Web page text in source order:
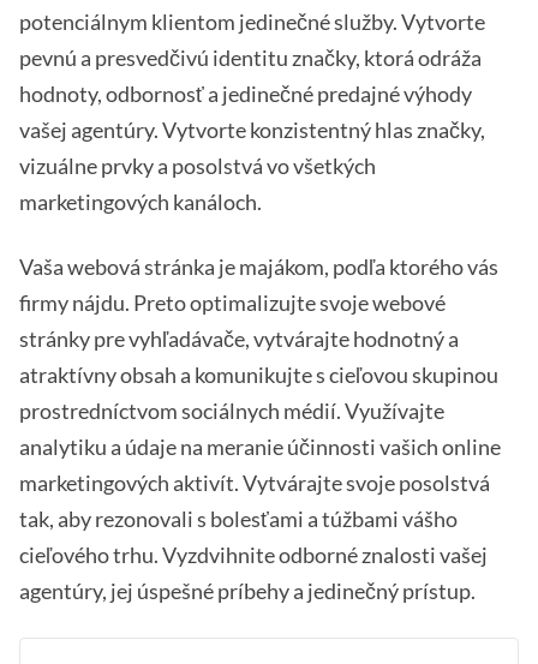
potenciálnym klientom jedinečné služby. Vytvorte
pevnú a presvedčivú identitu značky, ktorá odráža
hodnoty, odbornosť a jedinečné predajné výhody
vašej agentúry. Vytvorte konzistentný hlas značky,
vizuálne prvky a posolstvá vo všetkých
marketingových kanáloch.
Vaša webová stránka je majákom, podľa ktorého vás
firmy nájdu. Preto optimalizujte svoje webové
stránky pre vyhľadávače, vytvárajte hodnotný a
atraktívny obsah a komunikujte s cieľovou skupinou
prostredníctvom sociálnych médií. Využívajte
analytiku a údaje na meranie účinnosti vašich online
marketingových aktivít. Vytvárajte svoje posolstvá
tak, aby rezonovali s bolesťami a túžbami vášho
cieľového trhu. Vyzdvihnite odborné znalosti vašej
agentúry, jej úspešné príbehy a jedinečný prístup.